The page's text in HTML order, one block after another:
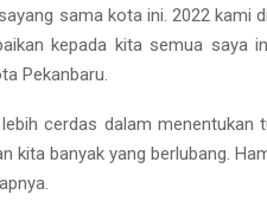
sama kota ini. 2022 kami
kepada kita semua saya
Pekanbaru.
cerdas dalam menentukan
kita banyak yang berlubang.